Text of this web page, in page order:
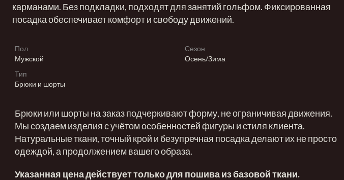
карманами. Без подкладки, подходят для занятий гольфом. Фиксированная
посадка обеспечивает комфорт и свободу движений.
Пол
Мужской
Сезон
Осень/Зима
Тип
Брюки и шорты
Брюки или шорты на заказ подчеркивают форму, не ограничивая движения.
Мы создаем изделия с учётом особенностей фигуры и стиля клиента.
Натуральные ткани, точный крой и безупречная посадка делают их не просто
одеждой, а продолжением вашего образа.
Указанная цена действует только для пошива из базовой ткани.